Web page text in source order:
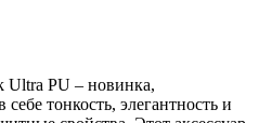
Ultra PU – новинка,
тонкость, элегантность и